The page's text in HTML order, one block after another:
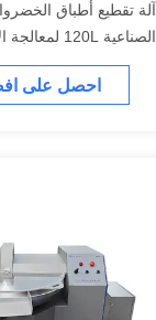
آلة تقطيع أطباق
الصناعية 120L لمعالجة الأغذية
احصل على